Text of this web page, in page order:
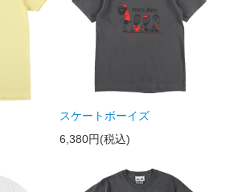
スケートボーイズ
6,380円(税込)